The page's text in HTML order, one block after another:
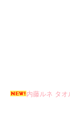
内藤ルネ タ